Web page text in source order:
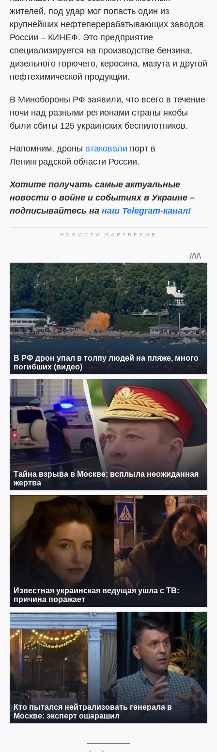
жителей, под удар мог попасть один из
крупнейших нефтеперерабатывающих заводов
России – КИНЕФ. Это предприятие
специализируется на производстве бензина,
дизельного горючего, керосина, мазута и другой
нефтехимической продукции.
В Минобороны РФ заявили, что всего в течение
ночи над разными регионами страны якобы
были сбиты 125 украинских беспилотников.
Напомним, дроны атаковали порт в
Ленинградской области России.
Хотите получать самые актуальные
новости о войне и событиях в Украине –
подписывайтесь на наш Telegram-канал!